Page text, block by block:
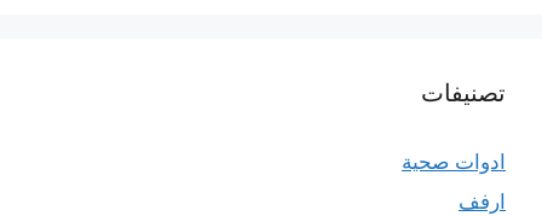
تصنيفات
ادوات صحية
ارفف